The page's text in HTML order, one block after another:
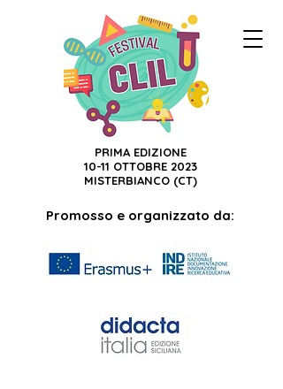
PRIMA EDIZIONE
10-11 OTTOBRE 2023
MISTERBIANCO (CT)
Promosso e organizzato da: